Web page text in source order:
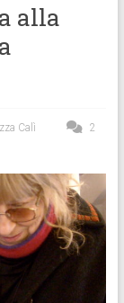
alla
Calì
2